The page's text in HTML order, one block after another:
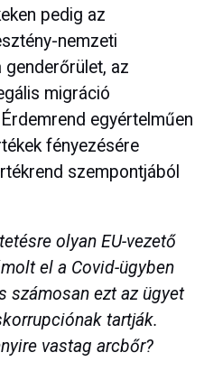
pedig az
nemzeti
az
migráció
egyértelműen
fényezésére
szempontjából
olyan EU-vezető
el a Covid-ügyben
számosan ezt az ügyet
tartják.
vastag arcbőr?